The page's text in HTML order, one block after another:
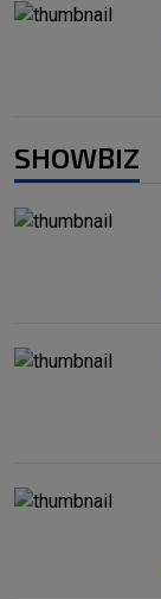
SHOWBIZ